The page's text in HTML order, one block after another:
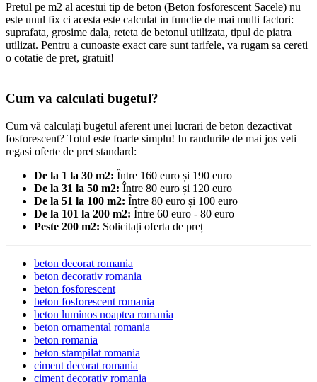
Pretul pe m2 al acestui tip de beton (Beton fosforescent Sacele) nu
este unul fix ci acesta este calculat in functie de mai multi factori:
suprafata, grosime dala, reteta de betonul utilizata, tipul de piatra
utilizat. Pentru a cunoaste exact care sunt tarifele, va rugam sa cereti
o cotatie de pret, gratuit!
Cum va calculati bugetul?
Cum vă calculați bugetul aferent unei lucrari de beton dezactivat
fosforescent? Totul este foarte simplu! In randurile de mai jos veti
regasi oferte de pret standard:
De la 1 la 30 m2: Între 160 euro și 190 euro
De la 31 la 50 m2: Între 80 euro și 120 euro
De la 51 la 100 m2: Între 80 euro și 100 euro
De la 101 la 200 m2: Între 60 euro - 80 euro
Peste 200 m2: Solicitați oferta de preț
beton decorat romania
beton decorativ romania
beton fosforescent
beton fosforescent romania
beton luminos noaptea romania
beton ornamental romania
beton romania
beton stampilat romania
ciment decorat romania
ciment decorativ romania